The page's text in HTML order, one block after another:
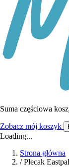
Suma częściowa
Zobacz mój koszyk
Loading...
Strona główna
/ Plecak